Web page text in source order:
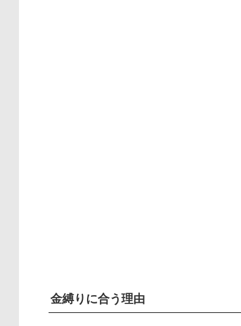
金縛りに合う理由